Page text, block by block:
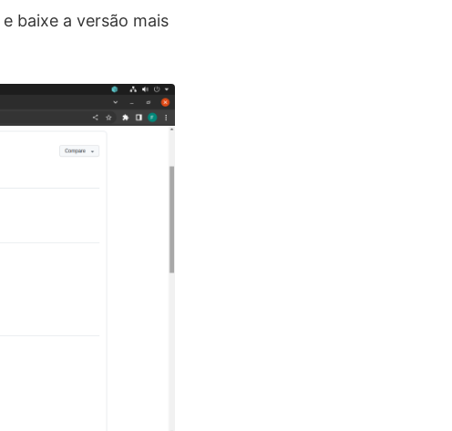
e baixe a versão mais